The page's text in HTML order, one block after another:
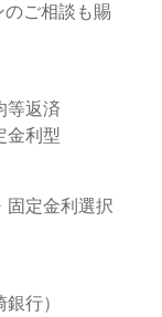
のご相談も賜
等返済
金利型
定金利選択
行）